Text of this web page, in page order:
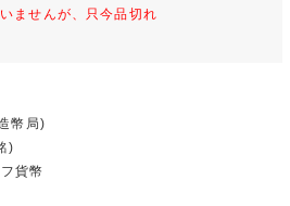
ませんが、只今品切れ
幣局)
)
貨幣